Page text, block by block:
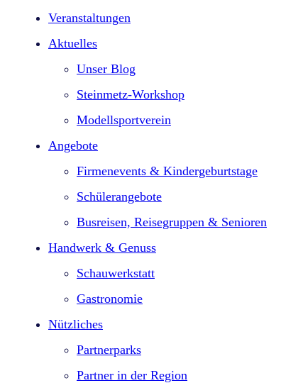
Veranstaltungen
Aktuelles
Unser Blog
Steinmetz-Workshop
Modellsportverein
Angebote
Firmenevents & Kindergeburtstage​
Schülerangebote
Busreisen, Reisegruppen & Senioren
Handwerk & Genuss
Schauwerkstatt
Gastronomie
Nützliches
Partnerparks
Partner in der Region